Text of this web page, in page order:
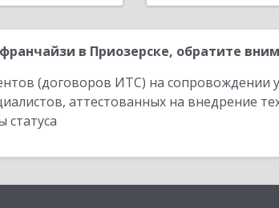
в Приозерске, обратите
(договоров ИТС) на сопровождении
аттестованных на внедрение
статуса